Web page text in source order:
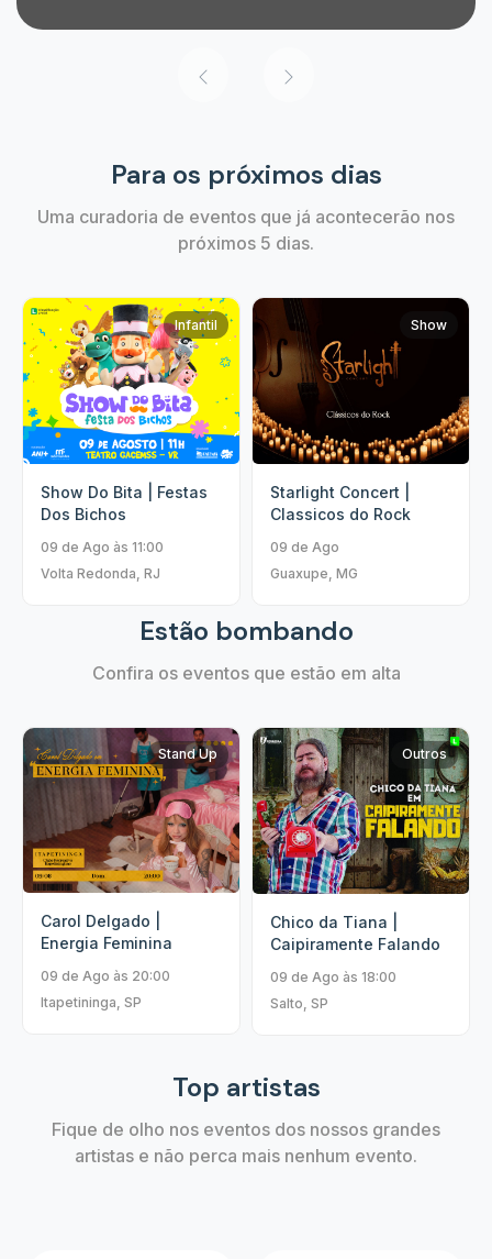
Para os próximos dias
Uma curadoria de eventos que já acontecerão nos
próximos 5 dias.
Infantil
Show Do Bita | Festas
Dos Bichos
09 de Ago às 11:00
Volta Redonda, RJ
Show
Starlight Concert |
Classicos do Rock
09 de Ago
Guaxupe, MG
Estão bombando
Confira os eventos que estão em alta
Stand Up
Carol Delgado |
Energia Feminina
09 de Ago às 20:00
Itapetininga, SP
Outros
Chico da Tiana |
Caipiramente Falando
09 de Ago às 18:00
Salto, SP
Top artistas
Fique de olho nos eventos dos nossos grandes
artistas e não perca mais nenhum evento.